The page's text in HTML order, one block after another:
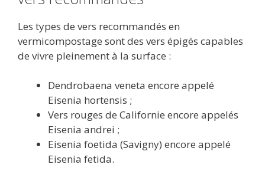
Les types de vers recommandés en
vermicompostage sont des vers épigés capables
de vivre pleinement à la surface :
Dendrobaena veneta encore appelé
Eisenia hortensis ;
Vers rouges de Californie encore appelés
Eisenia andrei ;
Eisenia foetida (Savigny) encore appelé
Eisenia fetida.